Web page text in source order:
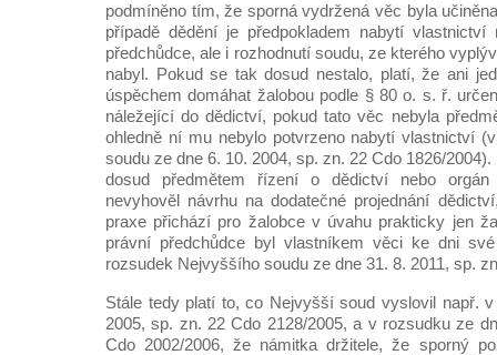
podmíněno tím, že sporná vydržená věc byla
případě dědění je předpokladem nabytí vlastnictví
předchůdce, ale i rozhodnutí soudu, ze kterého
nabyl. Pokud se tak dosud nestalo, platí, že ani
úspěchem domáhat žalobou podle § 80 o. s. ř.
náležející do dědictví, pokud tato věc nebyla
ohledně ní mu nebylo potvrzeno nabytí vlastnictví
soudu ze dne 6. 10. 2004, sp. zn. 22 Cdo 1826/
dosud předmětem řízení o dědictví nebo
nevyhověl návrhu na dodatečné projednání
praxe přichází pro žalobce v úvahu prakticky jen
právní předchůdce byl vlastníkem věci ke dni
rozsudek Nejvyššího soudu ze dne 31. 8. 2011, sp.
Stále tedy platí to, co Nejvyšší soud vyslovil např.
2005, sp. zn. 22 Cdo 2128/2005, a v rozsudku ze
Cdo 2002/2006, že námitka držitele, že sporný